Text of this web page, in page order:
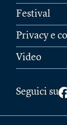
Festival
Privacy e
Video
Seguici su